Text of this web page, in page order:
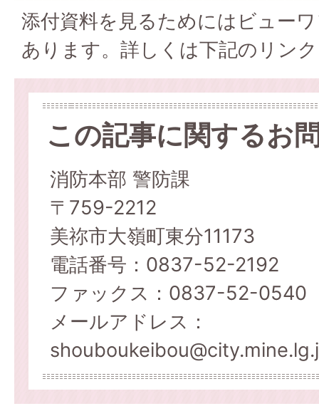
添付資料を見るためにはビュー
あります。詳しくは下記のリン
この記事に関するお
消防本部 警防課
〒759-2212
美祢市大嶺町東分11173
電話番号：0837-52-2192
ファックス：0837-52-0540
メールアドレス：